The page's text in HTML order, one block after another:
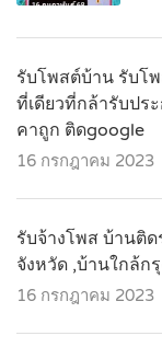
รับโพสต์บ้าน รับโ
ที่เดียวที่กล้ารับปร
คาถูก ติดgoogle
16 กรกฎาคม 2023
รับจ้างโพส บ้านติ
จังหวัด ,บ้านใกล้ก
16 กรกฎาคม 2023